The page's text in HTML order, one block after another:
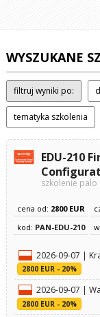
WYSZUKANE
filtruj wyniki po:
tematyka szkolenia
EDU-210
szkolenie
cena od: 2800 EUR
kod: PAN-EDU-210
2026-09-07 |
2800 EUR - 20%
2026-09-07 |
2800 EUR - 20%